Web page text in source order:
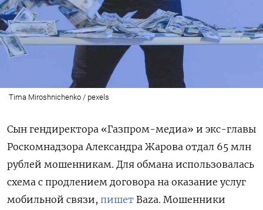
Tima Miroshnichenko / pexels
Сын гендиректора «Газпром-медиа» и экс-главы
Роскомнадзора Александра Жарова отдал 65 млн
рублей мошенникам. Для обмана использовалась
схема с продлением договора на оказание услуг
мобильной связи, пишет Baza. Мошенники